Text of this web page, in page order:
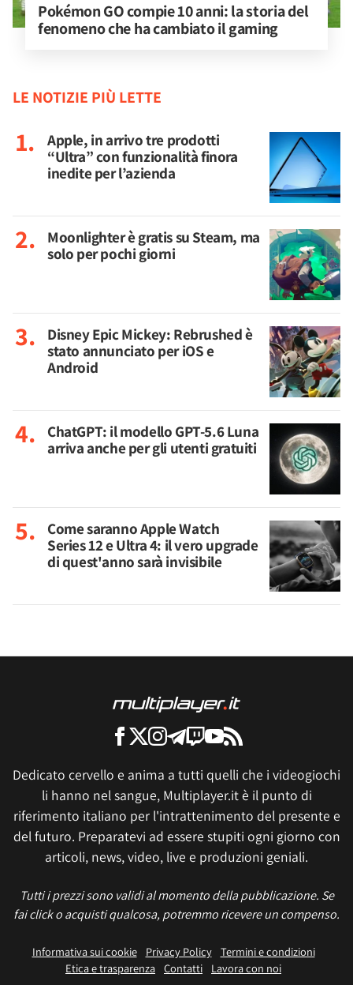
Pokémon GO compie 10 anni: la storia del
fenomeno che ha cambiato il gaming
LE NOTIZIE PIÙ LETTE
Apple, in arrivo tre prodotti
“Ultra” con funzionalità finora
inedite per l’azienda
Moonlighter è gratis su Steam, ma
solo per pochi giorni
Disney Epic Mickey: Rebrushed è
stato annunciato per iOS e
Android
ChatGPT: il modello GPT-5.6 Luna
arriva anche per gli utenti gratuiti
Come saranno Apple Watch
Series 12 e Ultra 4: il vero upgrade
di quest'anno sarà invisibile
Dedicato cervello e anima a tutti quelli che i videogiochi
li hanno nel sangue, Multiplayer.it è il punto di
riferimento italiano per l'intrattenimento del presente e
del futuro. Preparatevi ad essere stupiti ogni giorno con
articoli, news, video, live e produzioni geniali.
Tutti i prezzi sono validi al momento della pubblicazione. Se
fai click o acquisti qualcosa, potremmo ricevere un compenso.
Informativa sui cookie Privacy Policy
Termini e condizioni
Etica e trasparenza Contatti
Lavora con noi